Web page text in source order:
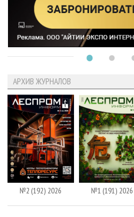
АРХИВ ЖУРНАЛОВ
№2 (192) 2026 №1 (191) 2026